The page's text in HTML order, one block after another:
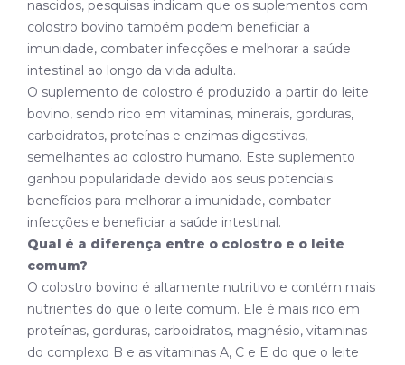
nascidos, pesquisas indicam que os suplementos com
colostro bovino também podem beneficiar a
imunidade, combater infecções e melhorar a saúde
intestinal ao longo da vida adulta.
O suplemento de colostro é produzido a partir do leite
bovino, sendo rico em vitaminas, minerais, gorduras,
carboidratos, proteínas e enzimas digestivas,
semelhantes ao colostro humano. Este suplemento
ganhou popularidade devido aos seus potenciais
benefícios para melhorar a imunidade, combater
infecções e beneficiar a saúde intestinal.
Qual é a diferença entre o colostro e o leite
comum?
O colostro bovino é altamente nutritivo e contém mais
nutrientes do que o leite comum. Ele é mais rico em
proteínas, gorduras, carboidratos, magnésio, vitaminas
do complexo B e as vitaminas A, C e E do que o leite